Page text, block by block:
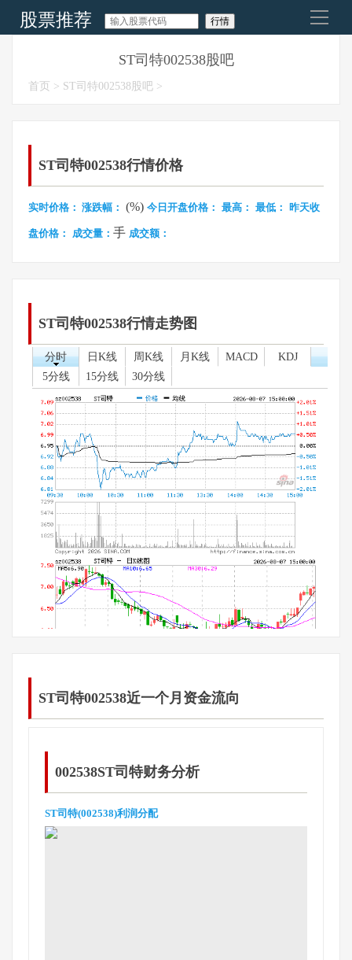
导
股票推荐
今日股票推荐
ST司特002538股吧
首页 > ST司特002538股吧 >
ST司特002538行情价格
实时价格： 涨跌幅： (%) 今日开盘价格： 最高： 最低： 昨天收
盘价格： 成交量： 手 成交额：
ST司特002538行情走势图
分时 日K线 周K线 月K线 MACD
KDJ
5分线
15分线 30分线
ST司特002538近一个月资金流向
002538ST司特财务分析
ST司特(002538)利润分配